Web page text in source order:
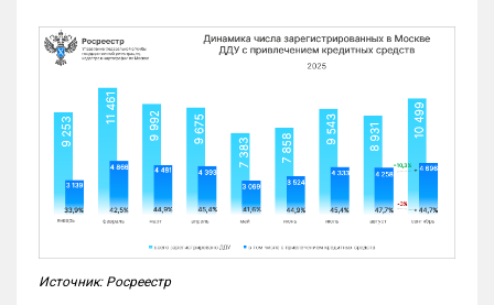
Источник: Росреестр